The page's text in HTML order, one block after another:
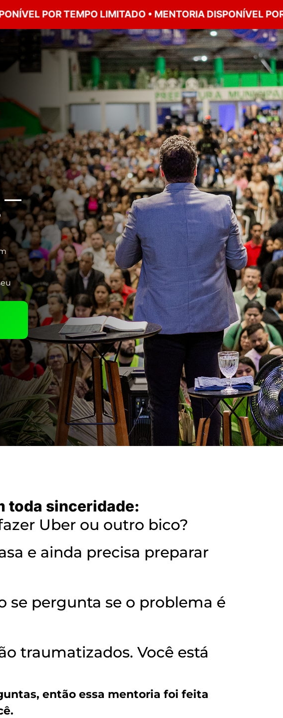
TEMPO LIMITADO • MENTORIA DISPONÍVEL POR
—
toda sinceridade:
Uber ou outro bico?
e ainda precisa preparar
se pergunta se o problema é
traumatizados. Você está
então essa mentoria foi feita